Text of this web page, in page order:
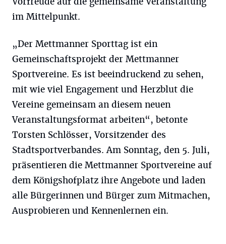
im Mittelpunkt.
„Der Mettmanner Sporttag ist ein
Gemeinschaftsprojekt der Mettmanner
Sportvereine. Es ist beeindruckend zu sehen,
mit wie viel Engagement und Herzblut die
Vereine gemeinsam an diesem neuen
Veranstaltungsformat arbeiten“, betonte
Torsten Schlösser, Vorsitzender des
Stadtsportverbandes. Am Sonntag, den 5. Juli,
präsentieren die Mettmanner Sportvereine auf
dem Königshofplatz ihre Angebote und laden
alle Bürgerinnen und Bürger zum Mitmachen,
Ausprobieren und Kennenlernen ein.